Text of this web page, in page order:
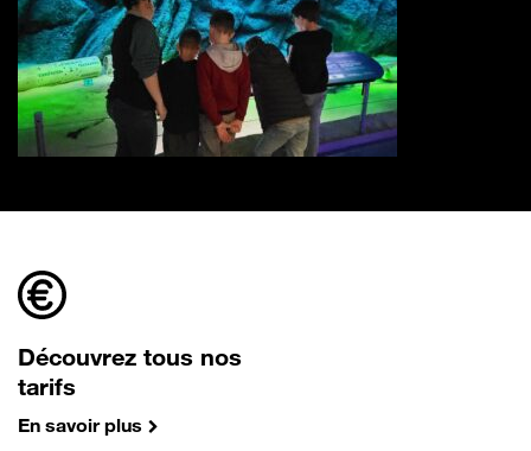
Découvrez tous nos
tarifs
En savoir plus